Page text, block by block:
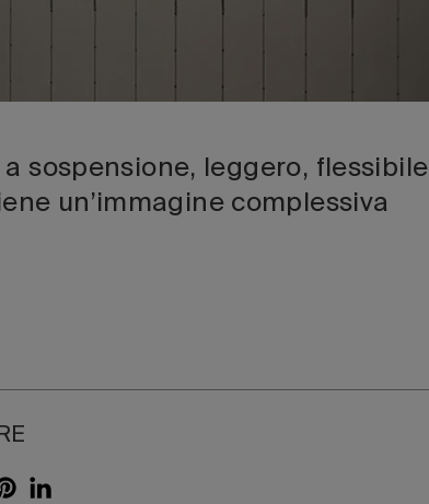
sospensione, leggero, flessibile
un’immagine complessiva